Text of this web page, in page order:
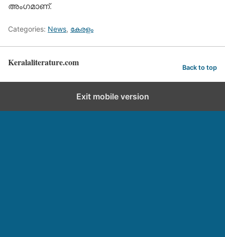
അംഗമാണ്.
Categories: News, കേരളം
Keralaliterature.com Back to top
Exit mobile version